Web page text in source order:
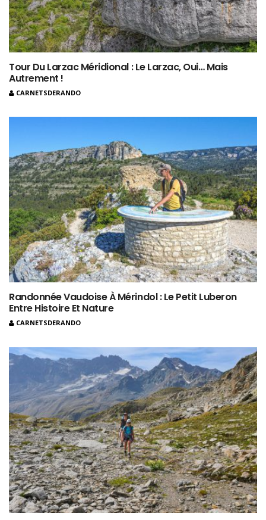
Tour Du Larzac Méridional : Le Larzac, Oui… Mais
Autrement !
CARNETSDERANDO
Randonnée Vaudoise À Mérindol : Le Petit Luberon
Entre Histoire Et Nature
CARNETSDERANDO